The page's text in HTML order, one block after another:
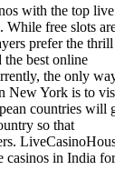
with the top
While free slots
prefer the
best online
the only
New York is to
countries will
so that
casinos in India